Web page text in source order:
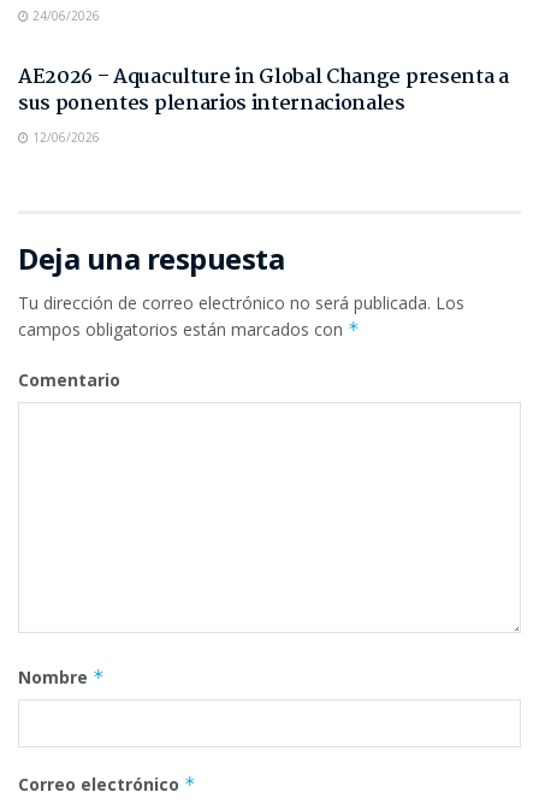
24/06/2026
AE2026 – Aquaculture in Global Change presenta a
sus ponentes plenarios internacionales
12/06/2026
Deja una respuesta
Tu dirección de correo electrónico no será publicada. Los
campos obligatorios están marcados con *
Comentario
Nombre *
Correo electrónico *